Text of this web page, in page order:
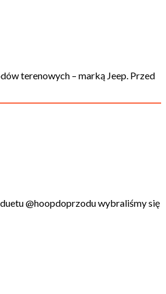
terenowych – marką Jeep. Przed
@hoopdoprzodu wybraliśmy się